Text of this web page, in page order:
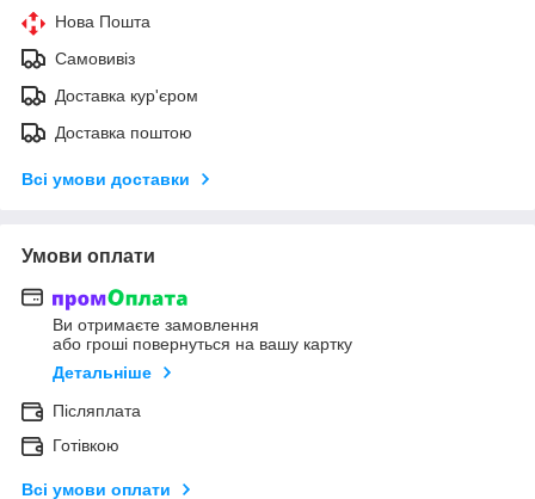
Нова Пошта
Самовивіз
Доставка кур'єром
Доставка поштою
Всі умови доставки
Умови оплати
Ви отримаєте замовлення
або гроші повернуться на вашу картку
Детальніше
Післяплата
Готівкою
Всі умови оплати